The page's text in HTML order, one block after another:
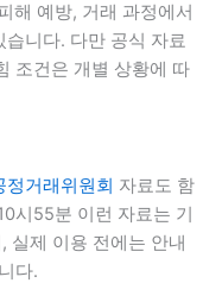
해 예방, 거래 과정에서
니다. 다만 공식 자료
조건은 개별 상황에 따
정거래위원회 자료도 함
시55분 이런 자료는 기
실제 이용 전에는 안내
다.